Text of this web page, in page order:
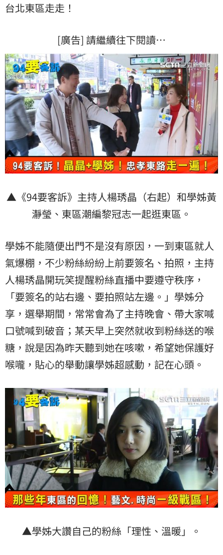
台北東區走走！
[廣告] 請繼續往下閱讀…
▲《94要客訴》主持人楊琇晶（右起）和學姊黃
瀞瑩、東區潮編黎冠志一起逛東區。
學姊不能隨便出門不是沒有原因，一到東區就人
氣爆棚，不少粉絲紛紛上前要簽名、拍照，主持
人楊琇晶開玩笑提醒粉絲直播中要遵守秩序，
「要簽名的站右邊、要拍照站左邊。」學姊分
享，選舉期間，常常會為了主持晚會、帶大家喊
口號喊到破音；某天早上突然就收到粉絲送的喉
糖，說是因為昨天聽到她在咳嗽，希望她保護好
喉嚨，貼心的舉動讓學姊超感動，記在心頭。
▲學姊大讚自己的粉絲「理性、溫暖」。